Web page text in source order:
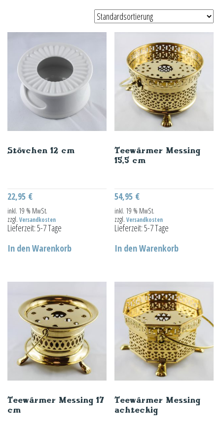
Stövchen 12 cm
22,95 €
inkl. 19 % MwSt.
zzgl. Versandkosten
Lieferzeit:5-7 Tage
In den Warenkorb
Teewärmer Messing
15,5 cm
54,95 €
inkl. 19 % MwSt.
zzgl.Versandkosten
Lieferzeit:5-7 Tage
In den Warenkorb
Teewärmer Messing 17
cm
Teewärmer Messing
achteckig